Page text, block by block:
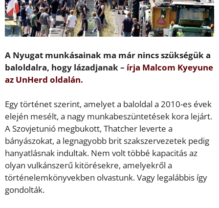
A Nyugat munkásainak ma már nincs szükségük a
baloldalra, hogy lázadjanak – írja Malcom Kyeyune
az UnHerd oldalán.
Egy történet szerint, amelyet a baloldal a 2010-es évek
elején mesélt, a nagy munkabeszüntetések kora lejárt.
A Szovjetunió megbukott, Thatcher leverte a
bányászokat, a legnagyobb brit szakszervezetek pedig
hanyatlásnak indultak. Nem volt többé kapacitás az
olyan vulkánszerű kitörésekre, amelyekről a
történelemkönyvekben olvastunk. Vagy legalábbis így
gondolták.